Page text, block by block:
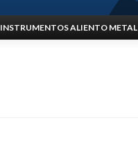
INSTRUMENTOS ALIENTO METAL